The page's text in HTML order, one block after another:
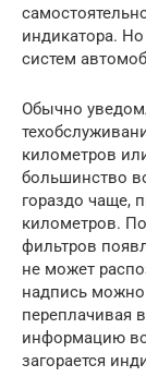
индикатора.
систем
Обычно
километров
большинство
гораздо чаще,
километров.
фильтров
не может
надпись можно
переплачивая
информацию
загорается